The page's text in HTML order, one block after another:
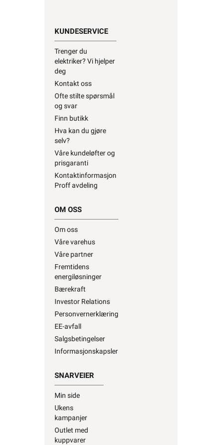
elektriker? Vi hjelper
Kontakt oss
Ofte stilte spørsmål
og svar
Finn butikk
Hva kan du gjøre
selv?
Våre kundeløfter og
prisgaranti
Kontaktinformasjon
Proff avdeling
OM OSS
Våre partner
Fremtidens
energiløsninger
Bærekraft
Investor Relations
Personvernerklæring
EE-avfall
Salgsbetingelser
Informasjonskapsler
SNARVEIER
kampanjer
Outlet med
kuppvarer
Kundeklubb
Artikler og